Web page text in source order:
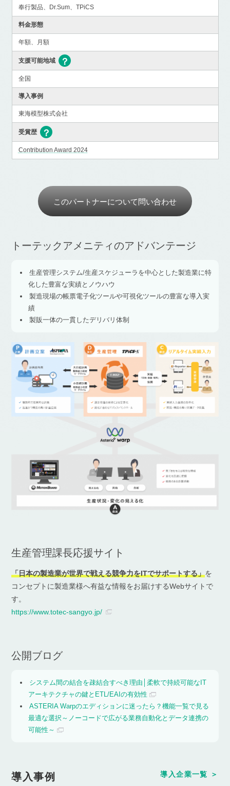
奉行製品、Dr.Sum、TPiCS
料金形態
年額、月額
支援可能地域
全国
導入事例
東海模型株式会社
受賞歴
Contribution Award 2024
このパートナーについて問い合わせ
トーテックアメニティのアドバンテージ
生産管理システム/生産スケジューラを中心とした製造業に特
化した豊富な実績とノウハウ
製造現場の帳票電子化ツールや可視化ツールの豊富な導入実
績
製販一体の一貫したデリバリ体制
生産管理課長応援サイト
「日本の製造業が世界で戦える競争力をITでサポートする」を
コンセプトに製造業様へ有益な情報をお届けするWebサイトで
す。
https://www.totec-sangyo.jp/
公開ブログ
システム間の結合を疎結合すべき理由│柔軟で持続可能なIT
アーキテクチャの鍵とETL/EAIの有効性
ASTERIA Warpのエディションに迷ったら？機能一覧で見る
最適な選択～ノーコードで広がる業務自動化とデータ連携の
可能性～
導入事例 導入企業一覧